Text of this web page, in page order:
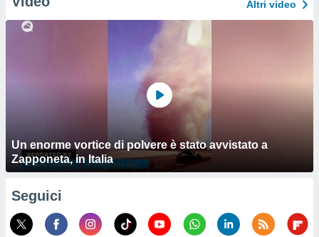
Altri video
Un enorme vortice di polvere è stato avvistato a
Zapponeta, in Italia
Seguici